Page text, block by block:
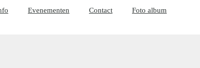
Evenementen Contact Foto album